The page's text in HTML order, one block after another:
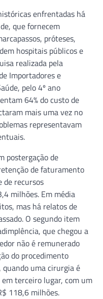
enfrentadas há
que fornecem
próteses,
hospitais públicos e
realizada pela
Importadores e
pelo 4º ano
64% do custo de
mais uma vez no
representavam
postergação de
de faturamento
de recursos
milhões. Em média
mas há relatos de
O segundo item
que chegou a
não é remunerado
do procedimento
uma cirurgia é
terceiro lugar, com um
118,6 milhões.